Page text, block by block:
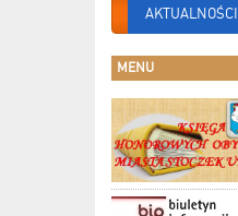
AKTUALNOŚCI
MENU